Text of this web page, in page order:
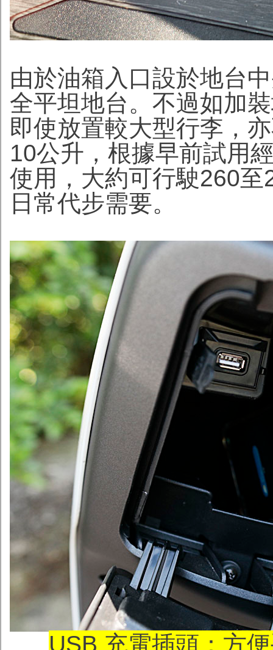
由於油箱入口設於地台
全平坦地台。不過如加
即使放置較大型行李，
10公升，根據早前試用
使用，大約可行駛260
日常代步需要。
USB 充電插頭：方